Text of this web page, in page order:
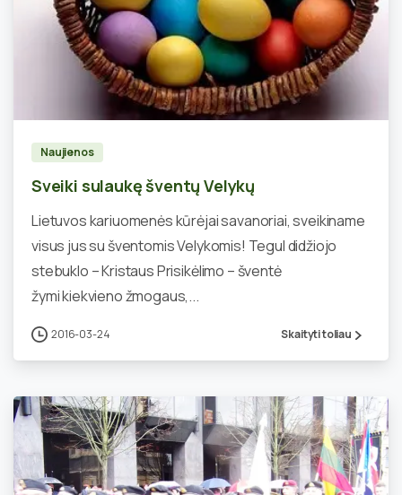
Naujienos
Sveiki sulaukę šventų Velykų
Lietuvos kariuomenės kūrėjai savanoriai, sveikiname
visus jus su šventomis Velykomis! Tegul didžiojo
stebuklo – Kristaus Prisikėlimo – šventė
žymi kiekvieno žmogaus,...
2016-03-24 Skaityti toliau